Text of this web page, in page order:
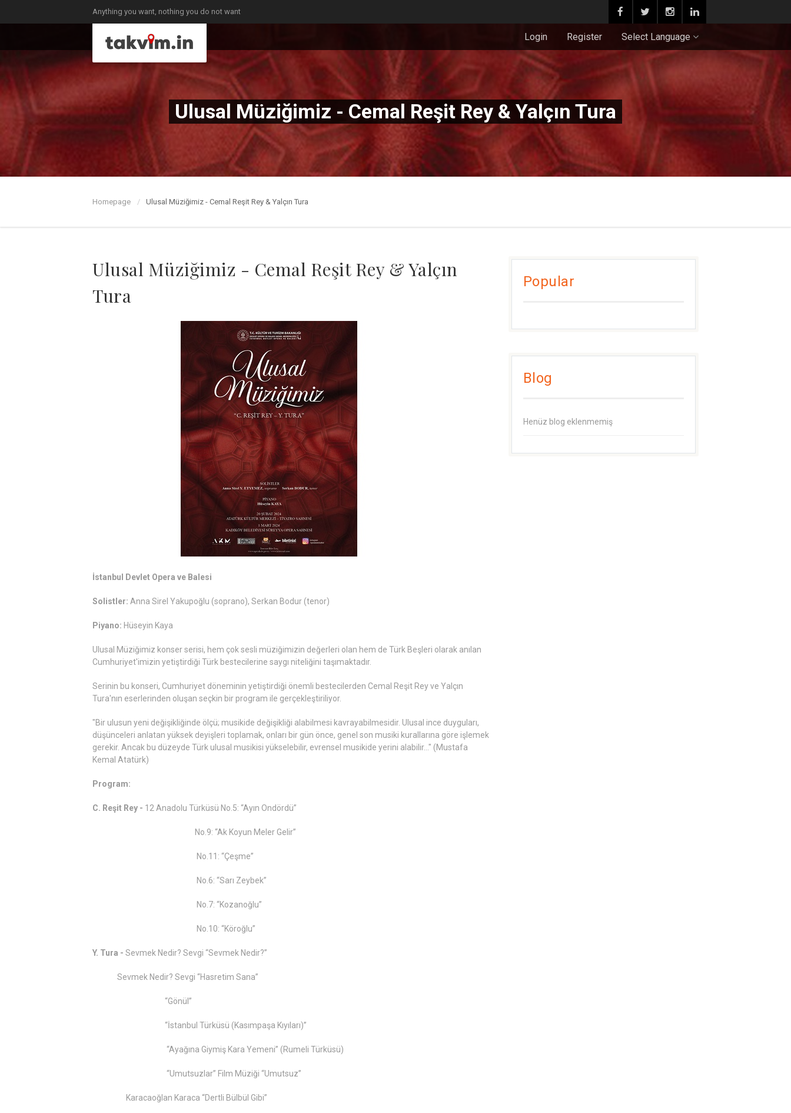
Anything you want, nothing you do not want
Login Register Select Language
Ulusal Müziğimiz - Cemal Reşit Rey & Yalçın Tura
Homepage Ulusal Müziğimiz - Cemal Reşit Rey & Yalçın Tura
Ulusal Müziğimiz - Cemal Reşit Rey & Yalçın
Tura
İstanbul Devlet Opera ve Balesi
Solistler: Anna Sirel Yakupoğlu (soprano), Serkan Bodur (tenor)
Piyano: Hüseyin Kaya
Ulusal Müziğimiz konser serisi, hem çok sesli müziğimizin değerleri olan hem de Türk Beşleri olarak anılan
Cumhuriyet'imizin yetiştirdiği Türk bestecilerine saygı niteliğini taşımaktadır.
Serinin bu konseri, Cumhuriyet döneminin yetiştirdiği önemli bestecilerden Cemal Reşit Rey ve Yalçın
Tura'nın eserlerinden oluşan seçkin bir program ile gerçekleştiriliyor.
"Bir ulusun yeni değişikliğinde ölçü; musikide değişikliği alabilmesi kavrayabilmesidir. Ulusal ince duyguları,
düşünceleri anlatan yüksek deyişleri toplamak, onları bir gün önce, genel son musiki kurallarına göre işlemek
gerekir. Ancak bu düzeyde Türk ulusal musikisi yükselebilir, evrensel musikide yerini alabilir…" (Mustafa
Kemal Atatürk)
Program:
C. Reşit Rey - 12 Anadolu Türküsü No.5: “Ayın Ondördü”
No.9: “Ak Koyun Meler Gelir”
No.11: “Çeşme”
No.6: “Sarı Zeybek”
No.7: “Kozanoğlu”
No.10: “Köroğlu”
Y. Tura - Sevmek Nedir? Sevgi “Sevmek Nedir?”
Sevmek Nedir? Sevgi “Hasretim Sana”
“Gönül”
“İstanbul Türküsü (Kasımpaşa Kıyıları)”
“Ayağına Giymiş Kara Yemeni” (Rumeli Türküsü)
“Umutsuzlar” Film Müziği “Umutsuz”
Karacaoğlan Karaca “Dertli Bülbül Gibi”
Popular
Blog
Henüz blog eklenmemiş